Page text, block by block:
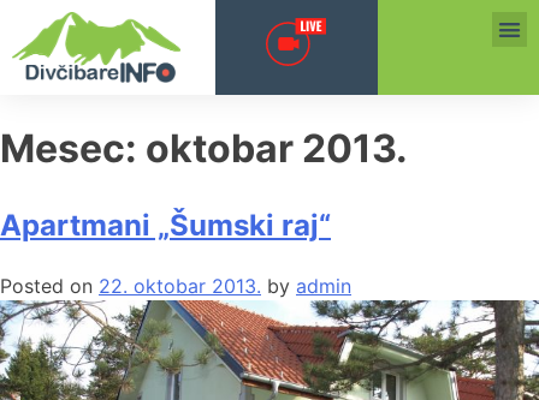
Mesec: oktobar 2013.
Apartmani „Šumski raj“
Posted on 22. oktobar 2013. by admin